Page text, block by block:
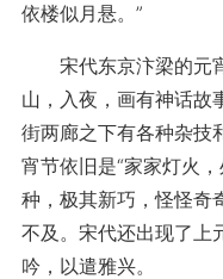
依楼似月悬。”
宋代东京汴梁的元
山，入夜，画有神话故
街两廊之下有各种杂技
宵节依旧是“家家灯火
种，极其新巧，怪怪奇
不及。宋代还出现了上
吟，以遣雅兴。